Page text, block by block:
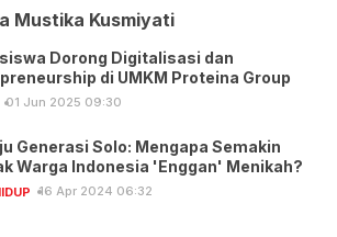
Mustika Kusmiyati
Dorong Digitalisasi dan
di UMKM Proteina Group
01 Jun 2025 09:30
Generasi Solo: Mengapa Semakin
Warga Indonesia 'Enggan' Menikah?
16 Apr 2024 06:32